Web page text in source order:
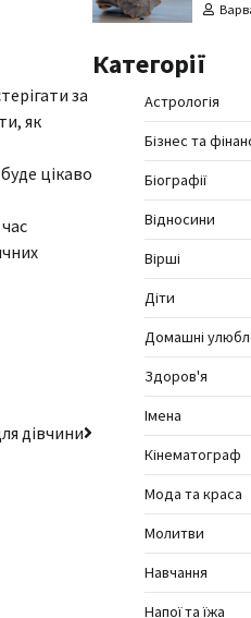
за
як
цікаво
дівчини
Категорії
Астрологія
Бізнес та
Біографії
Відносини
Вірші
Діти
Домашні
Здоров'я
Імена
Кінематограф
Мода та краса
Молитви
Навчання
Напої та їжа